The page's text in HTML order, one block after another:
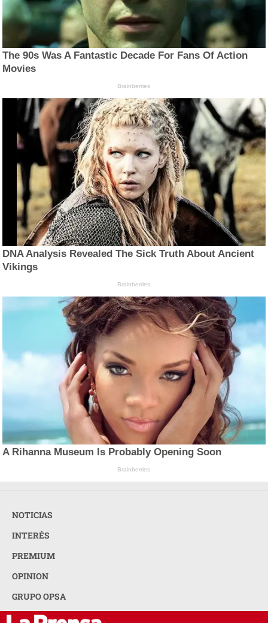
The 90s Was A Fantastic Decade For Fans Of Action
Movies
Brainberries
DNA Analysis Revealed The Sick Truth About Ancient
Vikings
Brainberries
A Rihanna Museum Is Probably Opening Soon
Brainberries
NOTICIAS
INTERÉS
PREMIUM
OPINION
GRUPO OPSA